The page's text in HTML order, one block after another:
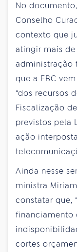
No
Conselho
contexto que
atingir mais
administração
que a EBC
“dos recursos
Fiscalização
previstos pela
ação
Ainda nesse
ministra
constatar que,
financiamento
cortes